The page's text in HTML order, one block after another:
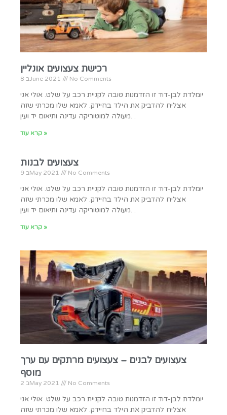
רכישת צעצועים אונליין
8 בJune 2021 No Comments
יומלדת לבן-דוד זו הזדמנות טובה לקניית רכב על שלט. אולי אני
אצליח להדביק את הילד בחיידק. לאמא שלו מכרתי שזה
מעולה למוטוריקה עדינה ותיאום יד ועין. .
קרא עוד »
צעצועים לבנות
9 בMay 2021 No Comments
יומלדת לבן-דוד זו הזדמנות טובה לקניית רכב על שלט. אולי אני
אצליח להדביק את הילד בחיידק. לאמא שלו מכרתי שזה
מעולה למוטוריקה עדינה ותיאום יד ועין. .
קרא עוד »
צעצועים לבנים – צעצועים מרתקים עם ערך
מוסף
2 בMay 2021 No Comments
יומלדת לבן-דוד זו הזדמנות טובה לקניית רכב על שלט. אולי אני
אצליח להדביק את הילד בחיידק. לאמא שלו מכרתי שזה